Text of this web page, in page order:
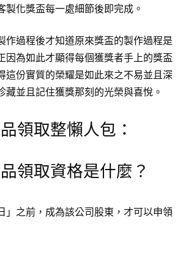
製化獎盃每一處細節後即完成。
作過程後才知道原來獎盃的製作過程是
因為如此才顯得每個獲獎者手上的獎盃
這份實質的榮耀是如此來之不易並且深
藏並且記住獲獎那刻的光榮與喜悅。
領取整懶人包：
領取資格是什麼？
」之前，成為該公司股東，才可以申領